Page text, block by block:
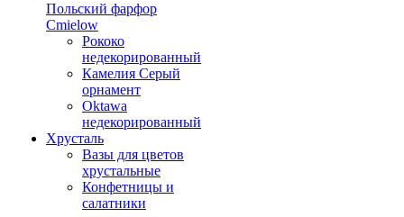
Польский фарфор
Сmielow
Рококо
недекорированный
Камелия Серый
орнамент
Oktawa
недекорированный
Хрусталь
Вазы для цветов
хрустальные
Конфетницы и
салатники